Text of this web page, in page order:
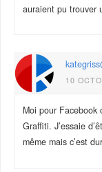
auraient pu trouver
10
Moi pour Facebook
Graffiti. J’essaie
même mais c’est